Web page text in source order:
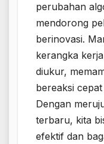
perubahan
mendorong
berinovasi.
kerangka
diukur,
bereaksi
Dengan
terbaru, kita
efektif dan